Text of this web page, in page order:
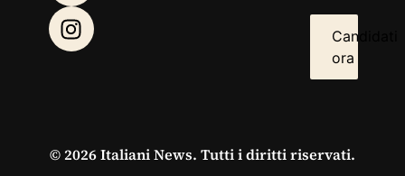
Candidati
ora
© 2026 Italiani News. Tutti i diritti riservati.